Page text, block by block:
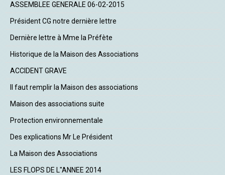
ASSEMBLEE GENERALE 06-02-2015
Président CG notre dernière lettre
Dernière lettre à Mme la Préfète
Historique de la Maison des Associations
ACCIDENT GRAVE
Il faut remplir la Maison des associations
Maison des associations suite
Protection environnementale
Des explications Mr Le Président
La Maison des Associations
LES FLOPS DE L"ANNEE 2014